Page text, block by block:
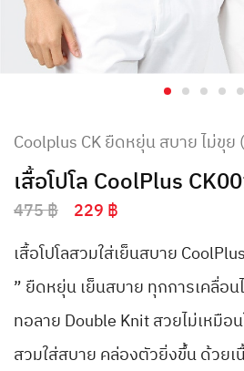
Coolplus CK ยืดหยุ่น สบาย ไม่ขุย
เสื้อโปโล CoolPlus
475฿ 229 ฿
เสื้อโปโลสวมใส่เย็นสบาย
” ยืดหยุ่น เย็นสบาย ทุกการเคลื่อน
ทอลาย Double Knit สวยไม่เหมือ
สวมใส่สบาย คล่องตัวยิ่งขึ้น ด้วย